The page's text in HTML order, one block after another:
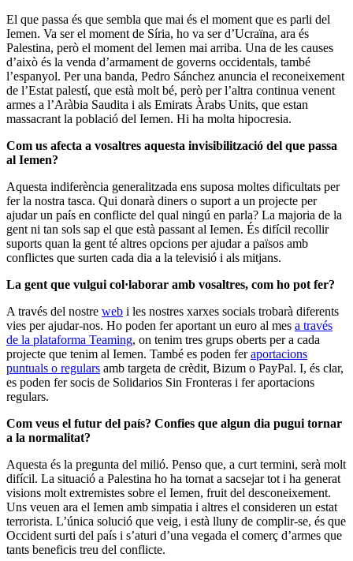
El que passa és que sembla que mai és el moment que es parli del
Iemen. Va ser el moment de Síria, ho va ser d’Ucraïna, ara és
Palestina, però el moment del Iemen mai arriba. Una de les causes
d’això és la venda d’armament de governs occidentals, també
l’espanyol. Per una banda, Pedro Sánchez anuncia el reconeixement
de l’Estat palestí, que està molt bé, però per l’altra continua venent
armes a l’Aràbia Saudita i als Emirats Àrabs Units, que estan
massacrant la població del Iemen. Hi ha molta hipocresia.
Com us afecta a vosaltres aquesta invisibilització del que passa
al Iemen?
Aquesta indiferència generalitzada ens suposa moltes dificultats per
fer la nostra tasca. Qui donarà diners o suport a un projecte per
ajudar un país en conflicte del qual ningú en parla? La majoria de la
gent ni tan sols sap el que està passant al Iemen. És difícil recollir
suports quan la gent té altres opcions per ajudar a països amb
conflictes que surten cada dia a la televisió i als mitjans.
La gent que vulgui col·laborar amb vosaltres, com ho pot fer?
A través del nostre web i les nostres xarxes socials trobarà diferents
vies per ajudar-nos. Ho poden fer aportant un euro al mes a través
de la plataforma Teaming, on tenim tres grups oberts per a cada
projecte que tenim al Iemen. També es poden feraportacions
puntuals o regulars amb targeta de crèdit, Bizum o PayPal. I, és clar,
es poden fer socis de Solidarios Sin Fronteras i fer aportacions
regulars.
Com veus el futur del país? Confies que algun dia pugui tornar
a la normalitat?
Aquesta és la pregunta del milió. Penso que, a curt termini, serà molt
difícil. La situació a Palestina ho ha tornat a sacsejar tot i ha generat
visions molt extremistes sobre el Iemen, fruit del desconeixement.
Uns veuen ara el Iemen amb simpatia i altres el consideren un estat
terrorista. L’única solució que veig, i està lluny de complir-se, és que
Occident surti del país i s’aturi d’una vegada el comerç d’armes que
tants beneficis treu del conflicte.